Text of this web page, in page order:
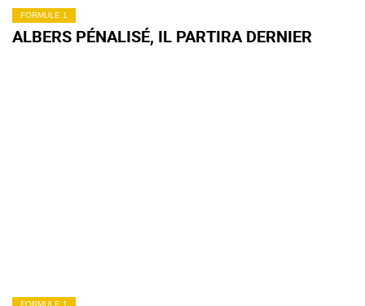
FORMULE 1
ALBERS PÉNALISÉ, IL PARTIRA DERNIER
FORMULE 1